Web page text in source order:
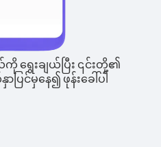
ေးချယ်ပြီး ၎င်းတို့၏
င်မှနေ၍ ဖုန်းခေါ်ပါ